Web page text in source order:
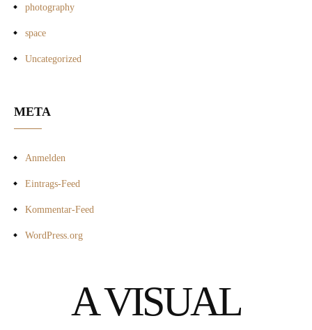
photography
space
Uncategorized
META
Anmelden
Eintrags-Feed
Kommentar-Feed
WordPress.org
A VISUAL